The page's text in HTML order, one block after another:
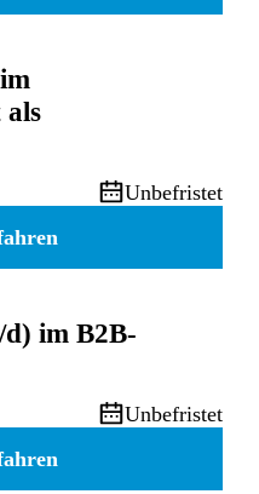
als
Unbefristet
d) im B2B-
Unbefristet